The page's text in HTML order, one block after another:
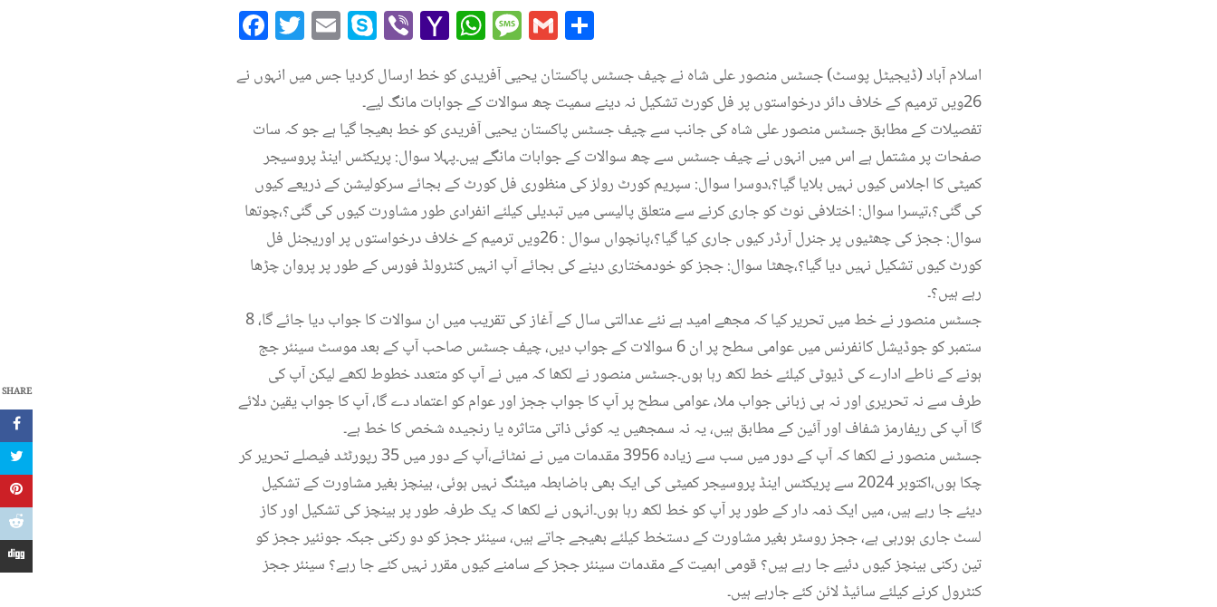
SHARE
Facebook
Twitter
EmailSkype
ViberYahoo
Mail
WhatsApp
Message
Gmail
اسلام آباد (ڈیجیٹل پوسٹ) جسٹس منصور علی شاہ نے چیف جسٹس پاکستان یحیی آفریدی کو خط ارسال کردیا جس میں انہوں نے
26ویں ترمیم کے خلاف دائر درخواستوں پر فل کورٹ تشکیل نہ دینے سمیت چھ سوالات کے جوابات مانگ لیے۔
تفصیلات کے مطابق جسٹس منصور علی شاہ کی جانب سے چیف جسٹس پاکستان یحیی آفریدی کو خط بھیجا گیا ہے جو کہ سات
صفحات پر مشتمل ہے اس میں انہوں نے چیف جسٹس سے چھ سوالات کے جوابات مانگے ہیں۔پہلا سوال: پریکٹس اینڈ پروسیجر
کمیٹی کا اجلاس کیوں نہیں بلایا گیا؟،دوسرا سوال: سپریم کورٹ رولز کی منظوری فل کورٹ کے بجائے سرکولیشن کے ذریعے کیوں
کی گئی؟،تیسرا سوال: اختلافی نوٹ کو جاری کرنے سے متعلق پالیسی میں تبدیلی کیلئے انفرادی طور مشاورت کیوں کی گئی؟،چوتھا
سوال: ججز کی چھٹیوں پر جنرل آرڈر کیوں جاری کیا گیا؟،پانچواں سوال : 26ویں ترمیم کے خلاف درخواستوں پر اوریجنل فل
کورٹ کیوں تشکیل نہیں دیا گیا؟،چھٹا سوال: ججز کو خودمختاری دینے کی بجائے آپ انہیں کنٹرولڈ فورس کے طور پر پروان چڑھا
رہے ہیں؟۔
جسٹس منصور نے خط میں تحریر کیا کہ مجھے امید ہے نئے عدالتی سال کے آغاز کی تقریب میں ان سوالات کا جواب دیا جائے گا، 8
ستمبر کو جوڈیشل کانفرنس میں عوامی سطح پر ان 6 سوالات کے جواب دیں، چیف جسٹس صاحب آپ کے بعد موسٹ سینئر جج
ہونے کے ناطے ادارے کی ڈیوٹی کیلئے خط لکھ رہا ہوں۔جسٹس منصور نے لکھا کہ میں نے آپ کو متعدد خطوط لکھے لیکن آپ کی
طرف سے نہ تحریری اور نہ ہی زبانی جواب ملا، عوامی سطح پر آپ کا جواب ججز اور عوام کو اعتماد دے گا، آپ کا جواب یقین دلائے
گا آپ کی ریفارمز شفاف اور آئین کے مطابق ہیں، یہ نہ سمجھیں یہ کوئی ذاتی متاثرہ یا رنجیدہ شخص کا خط ہے۔
جسٹس منصور نے لکھا کہ آپ کے دور میں سب سے زیادہ 3956 مقدمات میں نے نمٹائے،آپ کے دور میں 35 رپورٹٹد فیصلے تحریر کر
چکا ہوں،اکتوبر 2024 سے پریکٹس اینڈ پروسیجر کمیٹی کی ایک بھی باضابطہ میٹنگ نہیں ہوئی، بینچز بغیر مشاورت کے تشکیل
دیئے جا رہے ہیں، میں ایک ذمہ دار کے طور پر آپ کو خط لکھ رہا ہوں۔انہوں نے لکھا کہ یک طرفہ طور پر بینچز کی تشکیل اور کاز
لسٹ جاری ہورہی ہے، ججز روسٹر بغیر مشاورت کے دستخط کیلئے بھیجے جاتے ہیں، سینئر ججز کو دو رکنی جبکہ جونئیر ججز کو
تین رکنی بینچز کیوں دئیے جا رہے ہیں؟ قومی اہمیت کے مقدمات سینئر ججز کے سامنے کیوں مقرر نہیں کئے جا رہے؟ سینئر ججز
کنٹرول کرنے کیلئے سائیڈ لائن کئے جارہے ہیں۔